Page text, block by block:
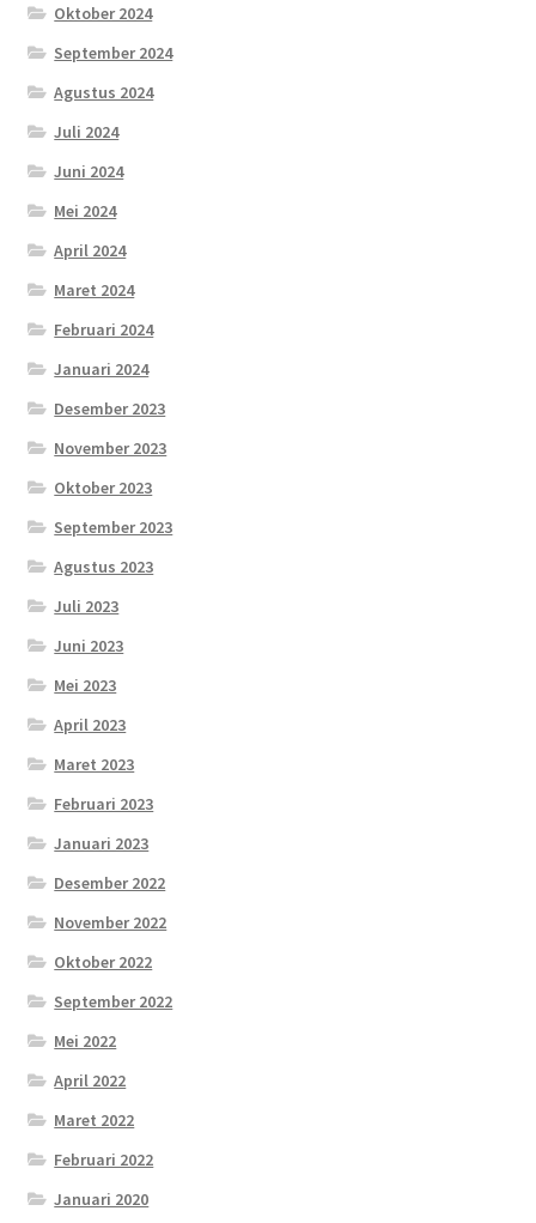
Oktober 2024
September 2024
Agustus 2024
Juli 2024
Juni 2024
Mei 2024
April 2024
Maret 2024
Februari 2024
Januari 2024
Desember 2023
November 2023
Oktober 2023
September 2023
Agustus 2023
Juli 2023
Juni 2023
Mei 2023
April 2023
Maret 2023
Februari 2023
Januari 2023
Desember 2022
November 2022
Oktober 2022
September 2022
Mei 2022
April 2022
Maret 2022
Februari 2022
Januari 2020